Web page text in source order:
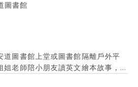
圖書館
道圖書館上堂或圖書館隔離戶外平
老師陪小朋友讀英文繪本故事，
力，導師要有耐心，經驗不限